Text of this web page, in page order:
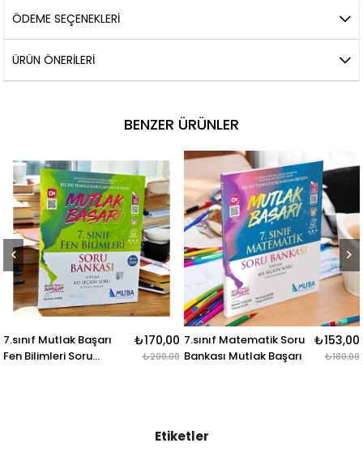
ÖDEME SEÇENEKLERI
ÜRÜN ÖNERILERI
BENZER ÜRÜNLER
Mutlak Başarı
Soru
₺170,00
₺200,00
7.sınıf Matematik Soru
Bankası Mutlak Başarı
₺153,00
₺180,00
Etiketler